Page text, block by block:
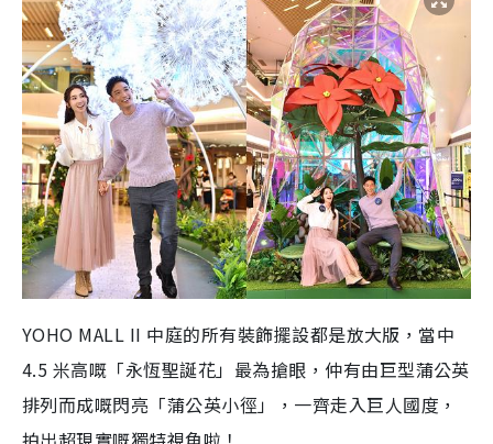
YOHO MALL II 中庭的所有裝飾擺設都是放大版，當中
4.5 米高嘅「永恆聖誕花」最為搶眼，仲有由巨型蒲公英
排列而成嘅閃亮「蒲公英小徑」，一齊走入巨人國度，